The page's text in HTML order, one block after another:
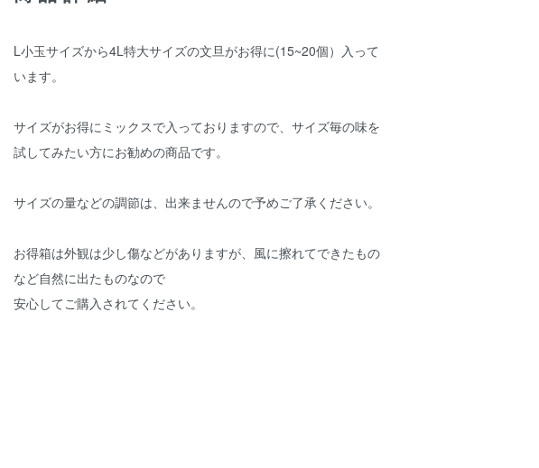
L小玉サイズから4L特大サイズの文旦がお得に(15~20個）入って
います。
サイズがお得にミックスで入っておりますので、サイズ毎の味を
試してみたい方にお勧めの商品です。
サイズの量などの調節は、出来ませんので予めご了承ください。
お得箱は外観は少し傷などがありますが、風に擦れてできたもの
など自然に出たものなので
安心してご購入されてください。